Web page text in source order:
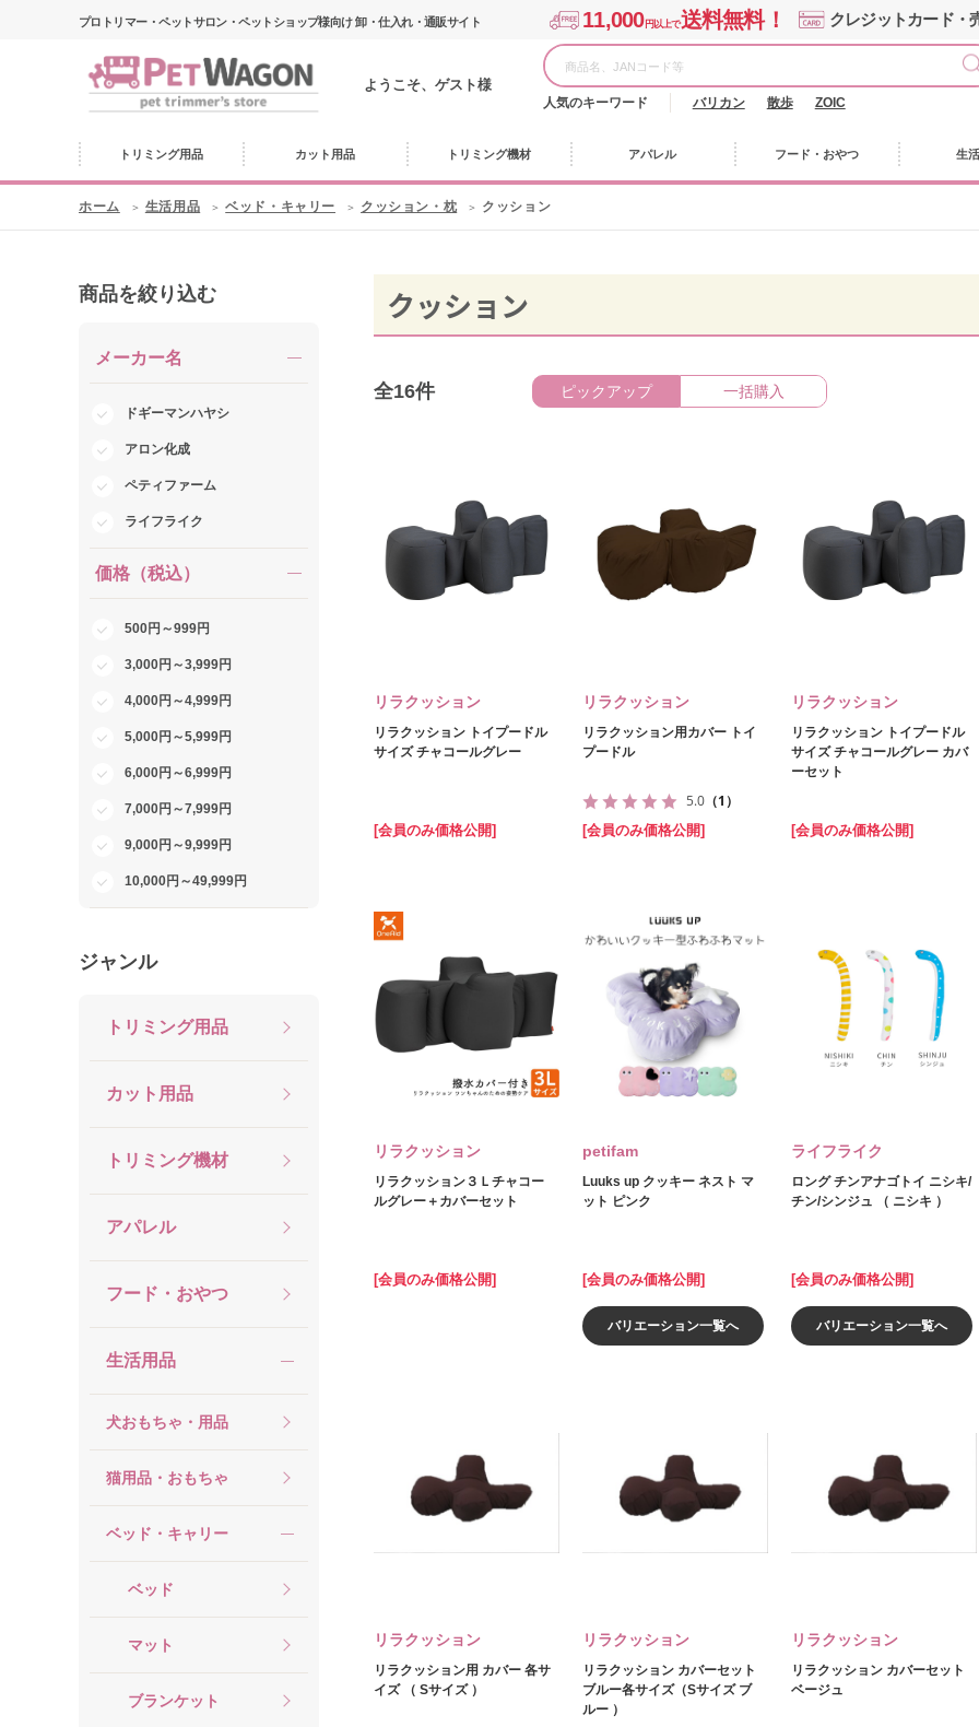
プロトリマー・ペットサロン・ペットショップ様向け 卸・仕入れ・通販サイト 11,000円以上で送料無料！ クレジットカード・
ようこそ、ゲスト様
人気のキーワード バリカン 散歩 ZOIC
トリミング用品 カット用品 トリミング機材 アパレル フード・おやつ 生
ホーム 生活用品 ベッド・キャリー クッション・枕 クッション
商品を絞り込む
メーカー名
ドギーマンハヤシ
アロン化成
ペティファーム
ライフライク
価格（税込）
500円～999円
3,000円～3,999円
4,000円～4,999円
5,000円～5,999円
6,000円～6,999円
7,000円～7,999円
9,000円～9,999円
10,000円～49,999円
ジャンル
トリミング用品
カット用品
トリミング機材
アパレル
フード・おやつ
生活用品
犬おもちゃ・用品
猫用品・おもちゃ
ベッド・キャリー
ベッド
マット
ブランケット
クッション
全16件 ピックアップ 一括購入
リラクッション
リラクッション トイプードル
サイズ チャコールグレー
[会員のみ価格公開]
リラクッション
リラクッション用カバー トイ
プードル
5.0 （1）
[会員のみ価格公開]
リラクッション
リラクッション トイプードル
サイズ チャコールグレー カバ
ーセット
[会員のみ価格公開]
リラクッション
リラクッション３Ｌチャコー
ルグレー＋カバーセット
[会員のみ価格公開]
petifam
Luuks up クッキー ネスト マ
ット ピンク
[会員のみ価格公開]
バリエーション一覧へ
ライフライク
ロング チンアナゴトイ ニシキ/
チン/シンジュ （ ニシキ ）
[会員のみ価格公開]
バリエーション一覧へ
リラクッション
リラクッション用 カバー 各サ
イズ （ Sサイズ ）
リラクッション
リラクッション カバーセット
ブルー各サイズ（Sサイズ ブ
ルー ）
リラクッション
リラクッション カバーセット
ベージュ